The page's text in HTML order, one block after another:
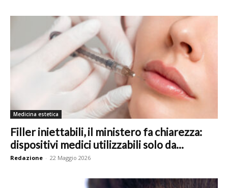
Medicina estetica
Filler iniettabili, il ministero fa chiarezza:
dispositivi medici utilizzabili solo da...
Redazione - 22 Maggio 2026